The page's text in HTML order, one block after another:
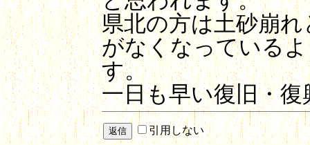
県北の方は土砂崩
がなくなっている
す。
一日も早い復旧・
引用しない